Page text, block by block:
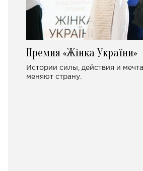
Премия «Жінка України»
Истории силы, действия и
меняют страну.